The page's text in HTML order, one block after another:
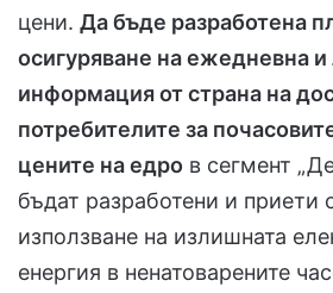
цени. Да бъде разработена
осигуряване на ежедневна
информация от страна на
потребителите за
цените на едро в сегмент
бъдат разработени и приети
използване на излишната
енергия в ненатоварените